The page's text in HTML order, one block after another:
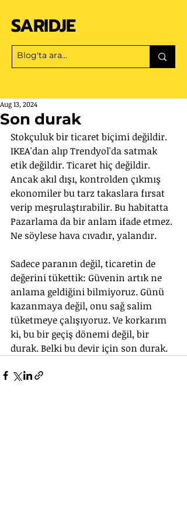
SARIDJE
Son durak
Aug 13, 2024
Stokçuluk bir ticaret biçimi değildir.
IKEA'dan alıp Trendyol'da satmak
etik değildir. Ticaret hiç değildir.
Ancak akıl dışı, kontrolden çıkmış
ekonomiler bu tarz takaslara fırsat
verip meşrulaştırabilir. Bu habitatta
Pazarlama da bir anlam ifade etmez.
Ne söylese hava cıvadır, yalandır.
Sadece paranın değil, ticaretin de
değerini tükettik: Güvenin artık ne
anlama geldiğini bilmiyoruz. Günü
kazanmaya değil, onu sağ salim
tüketmeye çalışıyoruz. Ve korkarım
ki, bu bir geçiş dönemi değil, bir
durak. Belki bu devir için son durak.